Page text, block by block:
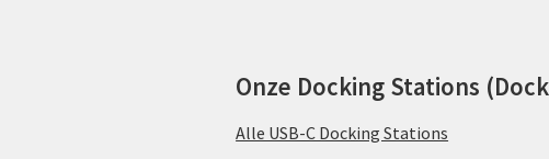
Onze Docking Stations
Alle USB-C Docking Stations